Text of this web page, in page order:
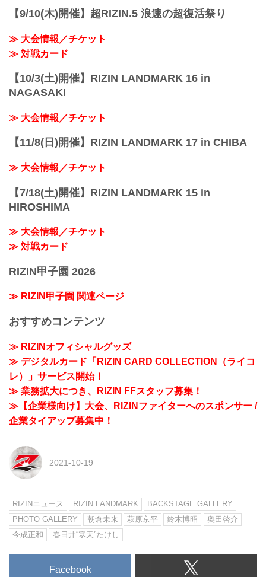
【9/10(木)開催】超RIZIN.5 浪速の超復活祭り
≫ 大会情報／チケット
≫ 対戦カード
【10/3(土)開催】RIZIN LANDMARK 16 in
NAGASAKI
≫ 大会情報／チケット
【11/8(日)開催】RIZIN LANDMARK 17 in CHIBA
≫ 大会情報／チケット
【7/18(土)開催】RIZIN LANDMARK 15 in
HIROSHIMA
≫ 大会情報／チケット
≫ 対戦カード
RIZIN甲子園 2026
≫ RIZIN甲子園 関連ページ
おすすめコンテンツ
≫ RIZINオフィシャルグッズ
≫ デジタルカード「RIZIN CARD COLLECTION（ライコ
レ）」サービス開始！
≫ 業務拡大につき、RIZIN FFスタッフ募集！
≫【企業様向け】大会、RIZINファイターへのスポンサー /
企業タイアップ募集中！
2021-10-19
RIZINニュース RIZIN LANDMARK
BACKSTAGE GALLERY
PHOTO GALLERY
朝倉未来 萩原京平 鈴木博昭
奥田啓介
今成正和
春日井“寒天”たけし
Facebook